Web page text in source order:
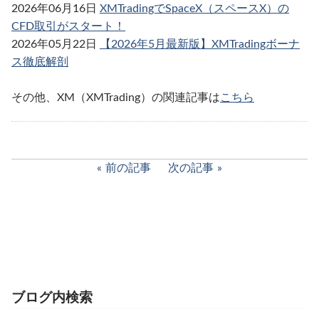
2026年06月16日 XMTradingでSpaceX（スペースX）の
CFD取引がスタート！
2026年05月22日
【2026年5月最新版】XMTradingボーナ
ス徹底解剖
その他、XM（XMTrading）の関連記事はこちら
前の記事 次の記事
ブログ内検索